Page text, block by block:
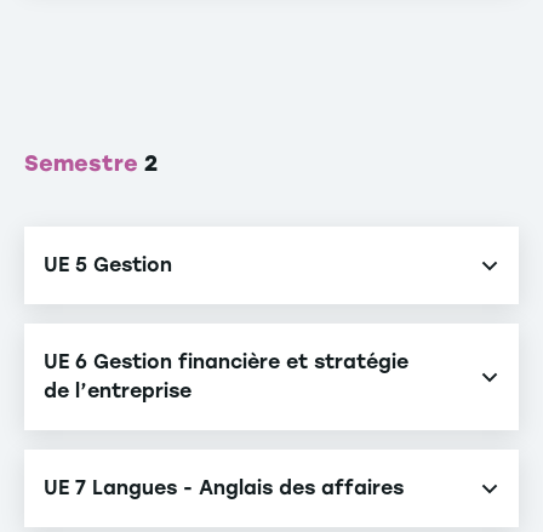
Semestre 2
UE 5 Gestion
Ressources humaines
Gestion de projet
UE 6 Gestion financière et stratégie
de l’entreprise
Simulation de gestion
Finance
UE 7 Langues - Anglais des affaires